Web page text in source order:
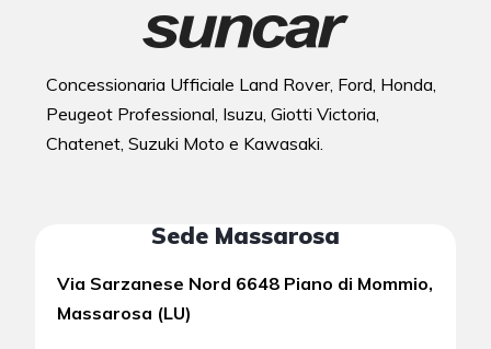
Concessionaria Ufficiale Land Rover, Ford, Honda,
Peugeot Professional, Isuzu, Giotti Victoria,
Chatenet, Suzuki Moto e Kawasaki.
Sede Massarosa
Via Sarzanese Nord 6648 Piano di Mommio,
Massarosa (LU)